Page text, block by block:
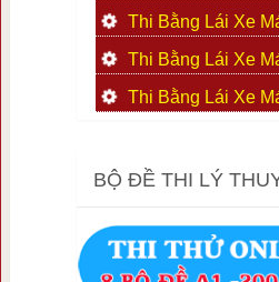
Thi Bằng Lái Xe
Thi Bằng Lái Xe
Thi Bằng Lái Xe
BỘ ĐỀ THI LÝ